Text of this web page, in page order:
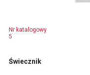
Nr katalogowy
5
Świecznik